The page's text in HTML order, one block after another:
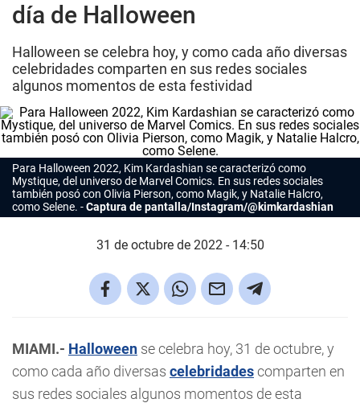
día de Halloween
Halloween se celebra hoy, y como cada año diversas
celebridades comparten en sus redes sociales
algunos momentos de esta festividad
Para Halloween 2022, Kim Kardashian se caracterizó como
Mystique, del universo de Marvel Comics. En sus redes sociales
también posó con Olivia Pierson, como Magik, y Natalie Halcro,
como Selene.
Captura de pantalla/Instagram/@kimkardashian
31 de octubre de 2022 - 14:50
MIAMI.- Halloween se celebra hoy, 31 de octubre, y
como cada año diversas celebridadescomparten en
sus redes sociales algunos momentos de esta